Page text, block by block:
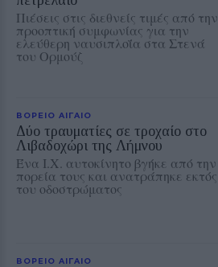
Πιέσεις στις διεθνείς τιμές από την
προοπτική συμφωνίας για την
ελεύθερη ναυσιπλοΐα στα Στενά
του Ορμούζ
ΒΟΡΕΙΟ ΑΙΓΑΙΟ
Δύο τραυματίες σε τροχαίο στο
Λιβαδοχώρι της Λήμνου
Ένα Ι.Χ. αυτοκίνητο βγήκε από την
πορεία τους και ανατράπηκε εκτός
του οδοστρώματος
ΒΟΡΕΙΟ ΑΙΓΑΙΟ